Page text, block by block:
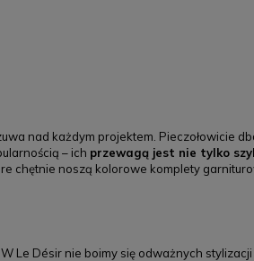
nad każdym projektem. Pieczołowicie
– ich przewagą jest nie tylko
chętnie noszą kolorowe komplety
Le Désir nie boimy się odważnych